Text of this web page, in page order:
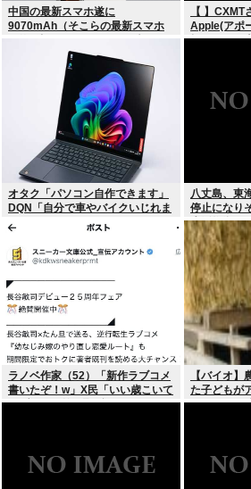
中国の最新スマホ遂に
9070mAh（そこらの最新スマホ
の約2倍）のバッテリーを積んで
【 】
Apple(アポ
拒否！！！
オタク「パソコン自作できます」
DQN「自分で車やバイクいじれま
す」
八丈島、東
停止になり
生活物資が
シタバ以外
ラノベ作家（52）「新作ラブコメ
書いたぞ！w」X民「いい歳こいて
ラブコメ（笑）恥ずかしくない
【バイオ】
た子どもが
なりにくい